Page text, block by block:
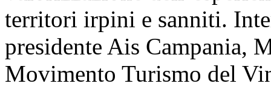
territori irpini e sanniti.
presidente Ais Campania,
Movimento Turismo del